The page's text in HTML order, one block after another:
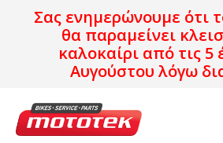
Σας ενημερώνουμε ότι
θα παραμείνει
καλοκαίρι από τις 5
Αυγούστου λόγω